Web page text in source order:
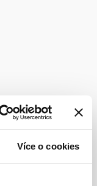
Více o cookies